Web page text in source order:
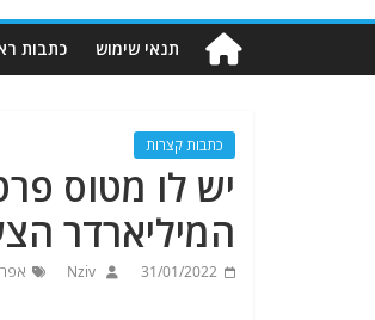
תנאי שימוש כתבות
כתבות קצרות
יש לו מטוס
המיליארדר
31/01/2022
Nziv